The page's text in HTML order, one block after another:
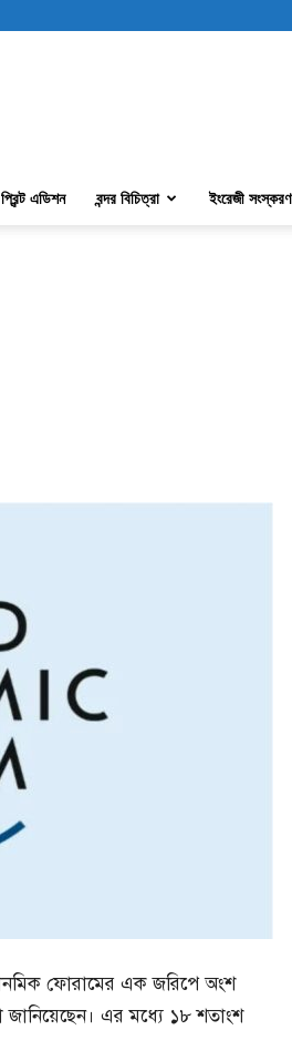
প্রিন্ট এডিশন বন্দর বিচিত্রা ইংরেজী সংস্করণ
ফোরামের এক জরিপে অংশ
জানিয়েছেন। এর মধ্যে ১৮ শতাংশ